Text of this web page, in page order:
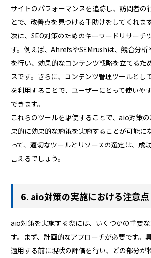
サイトのパフォーマンスを追跡し、訪問者の
とで、改善点を見つける手助けをしてくれます
次に、SEO対策のためのキーワードリサーチ
す。例えば、AhrefsやSEMrushは、競合分析
を行い、効果的なコンテンツ戦略を立てるた
スです。さらに、コンテンツ管理ツールとし
を利用することで、ユーザーにとって使いや
できます。
これらのツールを駆使することで、aio対策
果的に効果的な施策を実施することが可能に
って、適切なツールとリソースの選定は、成
言えるでしょう。
6. aio対策の実施における注意点
aio対策を実施する際には、いくつかの重要
す。まず、計画的なアプローチが必要です。
適用する前に現状の評価を行い、どの部分が